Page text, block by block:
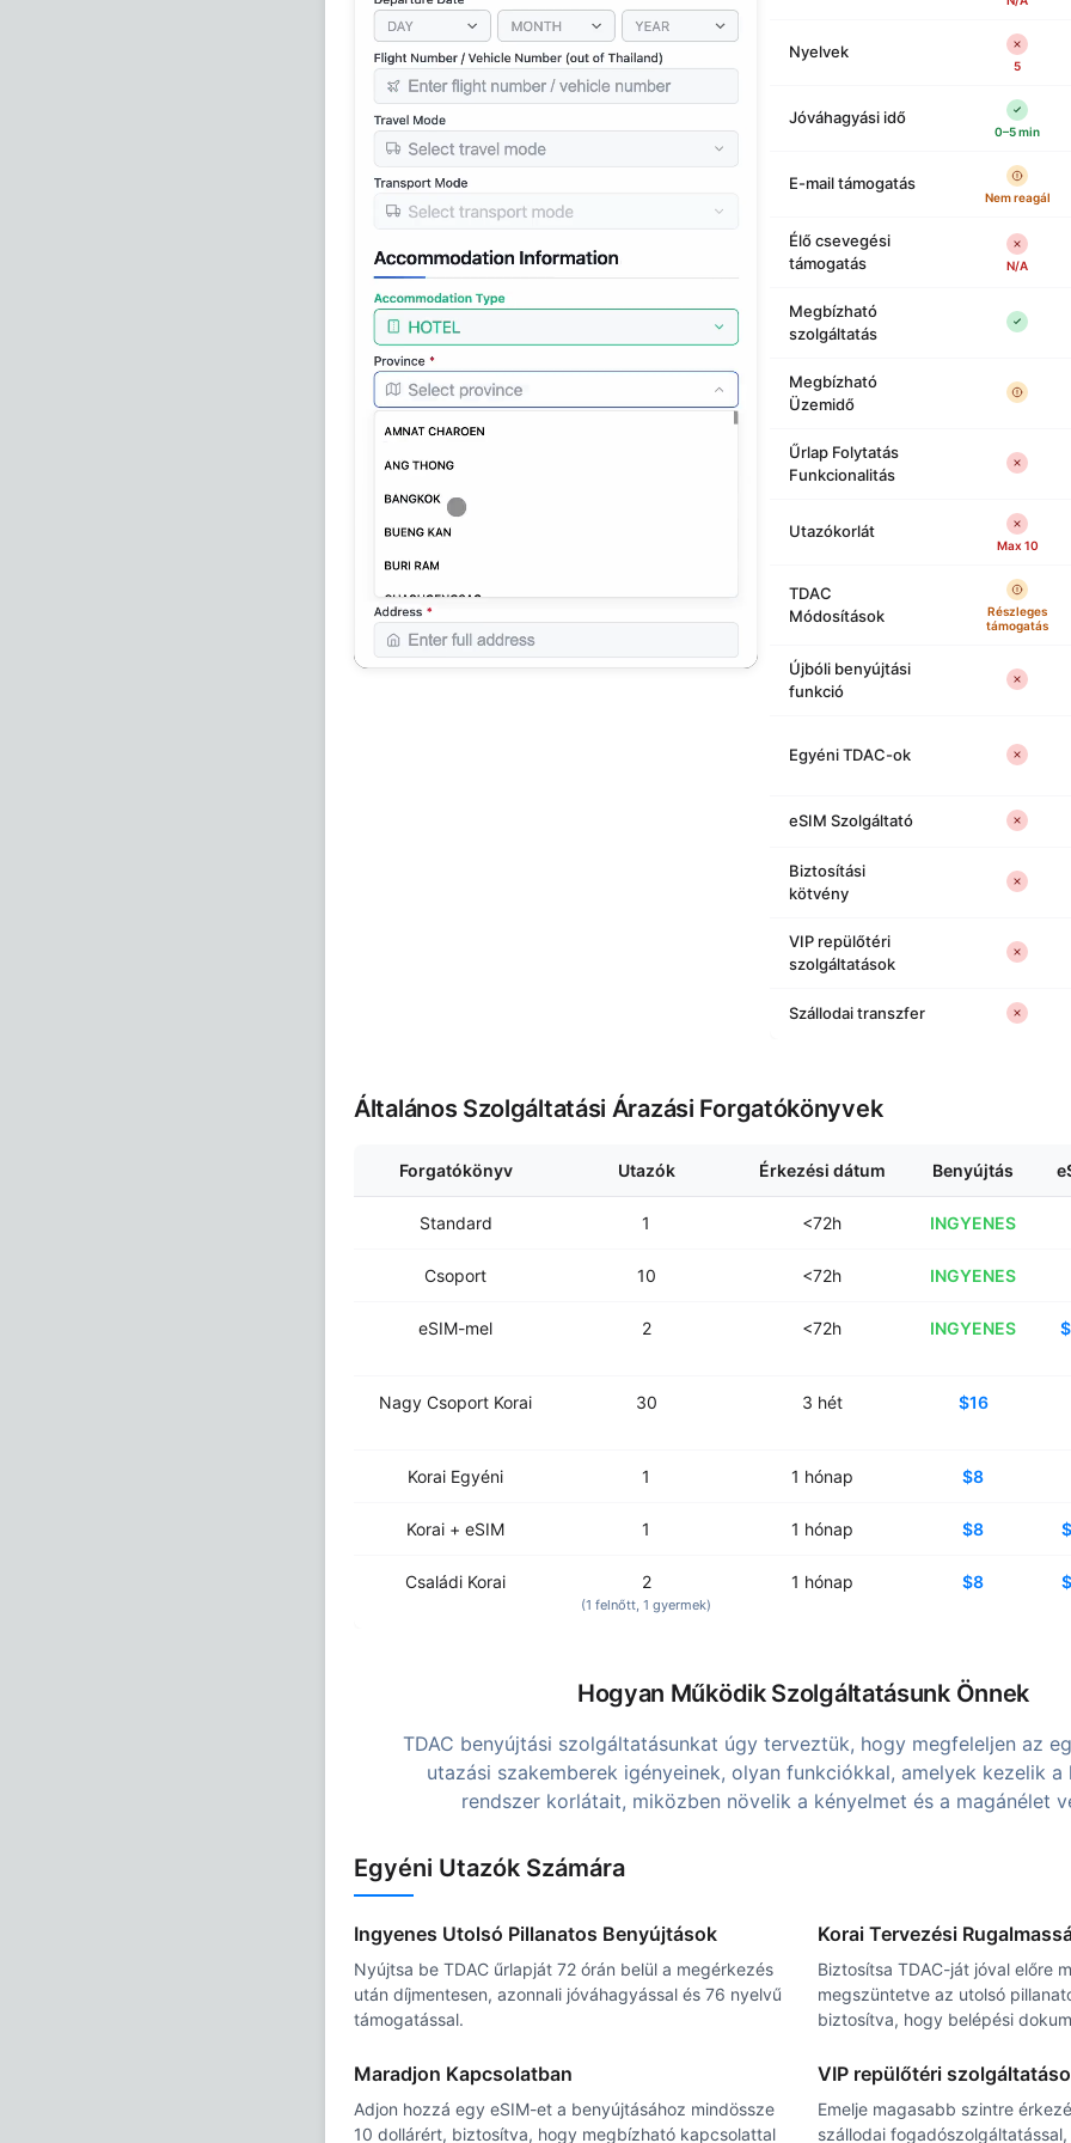
Nyelvek
5
Jóváhagyási idő
0–5 min
E-mail támogatás
Nem reagál
Élő csevegési
támogatás
N/A
Megbízható
szolgáltatás
Megbízható
Üzemidő
Űrlap Folytatás
Funkcionalitás
Utazókorlát
Max 10
TDAC
Módosítások
Részleges
támogatás
Újbóli benyújtási
funkció
Egyéni TDAC-ok
eSIM Szolgáltató
Biztosítási
kötvény
VIP repülőtéri
szolgáltatások
Szállodai transzfer
Általános Szolgáltatási Árazási Forgatókönyvek
Forgatókönyv Utazók Érkezési dátum Benyújtás
Standard 1 <72h INGYENES
Csoport 10 <72h INGYENES
eSIM-mel 2 <72h INGYENES
Nagy Csoport Korai 30 3 hét $16
Korai Egyéni 1 1 hónap $8
Korai + eSIM 1 1 hónap $8
Családi Korai 2
(1 felnőtt, 1 gyermek)
1 hónap $8
Hogyan Működik Szolgáltatásunk Önnek
TDAC benyújtási szolgáltatásunkat úgy terveztük, hogy megfeleljen az
utazási szakemberek igényeinek, olyan funkciókkal, amelyek kezelik a
rendszer korlátait, miközben növelik a kényelmet és a magánélet
Egyéni Utazók Számára
Ingyenes Utolsó Pillanatos Benyújtások
Nyújtsa be TDAC űrlapját 72 órán belül a megérkezés
után díjmentesen, azonnali jóváhagyással és 76 nyelvű
támogatással.
Korai Tervezési
Biztosítsa TDAC-ját jóval előre
megszüntetve az utolsó
biztosítva, hogy belépési
Maradjon Kapcsolatban
Adjon hozzá egy eSIM-et a benyújtásához mindössze
10 dollárért, biztosítva, hogy megbízható kapcsolattal
VIP repülőtéri
Emelje magasabb szintre
szállodai